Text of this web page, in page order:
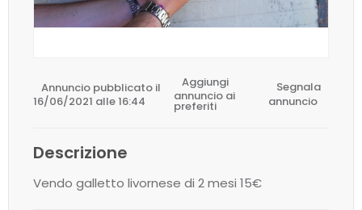
Annuncio pubblicato il
16/06/2021 alle 16:44
Aggiungi
annuncio ai
preferiti
Segnala
annuncio
Descrizione
Vendo galletto livornese di 2 mesi 15€